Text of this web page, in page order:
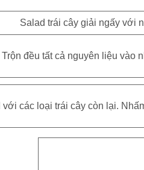
Trộn đều tất cả nguyên liệu vào
với các loại trái cây còn lại.